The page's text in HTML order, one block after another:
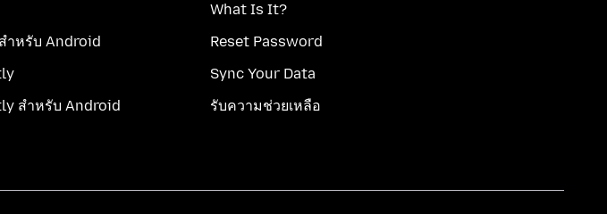
ำหรับ Android
สำหรับ Android
What Is It?
Reset Password
Sync Your Data
รับความช่วยเหลือ